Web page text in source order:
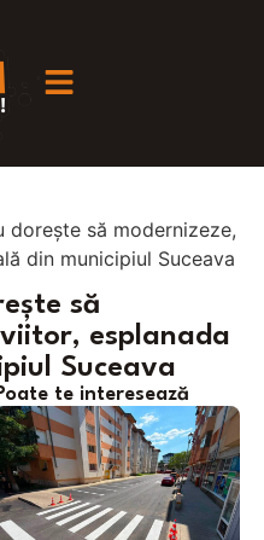
dorește să modernizeze,
din municipiul Suceava
să
esplanada
Suceava
te interesează